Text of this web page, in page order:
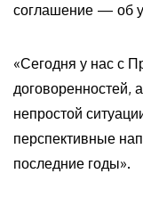
соглашение — об
«Сегодня у нас с
договоренностей,
непростой
перспективные
последние годы».